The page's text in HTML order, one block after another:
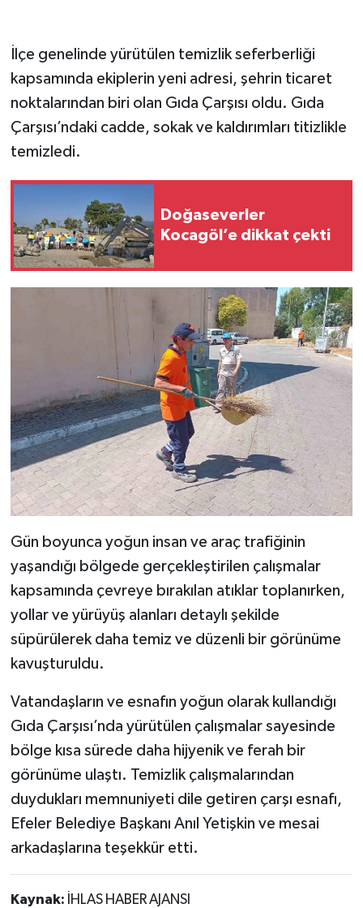
İlçe genelinde yürütülen temizlik seferberliği
kapsamında ekiplerin yeni adresi, şehrin ticaret
noktalarından biri olan Gıda Çarşısı oldu. Gıda
Çarşısı’ndaki cadde, sokak ve kaldırımları titizlikle
temizledi.
Doğaseverler
Kocagöl’e dikkat çekti
Gün boyunca yoğun insan ve araç trafiğinin
yaşandığı bölgede gerçekleştirilen çalışmalar
kapsamında çevreye bırakılan atıklar toplanırken,
yollar ve yürüyüş alanları detaylı şekilde
süpürülerek daha temiz ve düzenli bir görünüme
kavuşturuldu.
Vatandaşların ve esnafın yoğun olarak kullandığı
Gıda Çarşısı’nda yürütülen çalışmalar sayesinde
bölge kısa sürede daha hijyenik ve ferah bir
görünüme ulaştı. Temizlik çalışmalarından
duydukları memnuniyeti dile getiren çarşı esnafı,
Efeler Belediye Başkanı Anıl Yetişkin ve mesai
arkadaşlarına teşekkür etti.
Kaynak: İHLAS HABER AJANSI